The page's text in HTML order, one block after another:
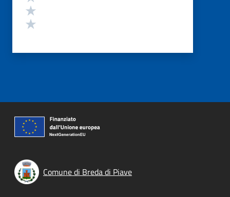
Comune di Breda di Piave